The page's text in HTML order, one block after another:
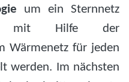
um ein Sternnetz
mit Hilfe der
Wärmenetz für jeden
werden. Im nächsten